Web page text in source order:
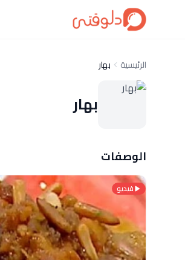
الرئيسية بهار
بهار
الوصفات
فيديو